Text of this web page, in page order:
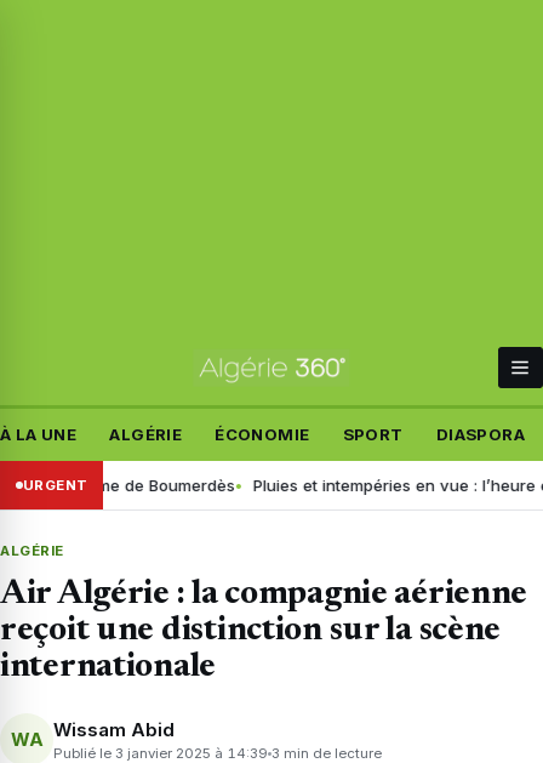
À LA UNE ALGÉRIE ÉCONOMIE SPORT DIASPORA
URGENTde Boumerdès Pluies et intempéries en vue : l’heure est au
ALGÉRIE
Air Algérie : la compagnie aérienne
reçoit une distinction sur la scène
internationale
WA Wissam Abid
Publié le 3 janvier 2025 à 14:39 3 min de lecture